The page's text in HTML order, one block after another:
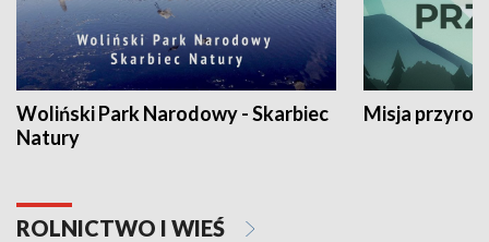
Woliński Park Narodowy - Skarbiec
Natury
Misja
ROLNICTWO I WIEŚ